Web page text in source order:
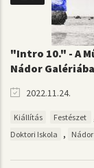
"Intro 10." - A
Nádor
2022.11.24.
Kiállítás Festészet
Doktori Iskola
,